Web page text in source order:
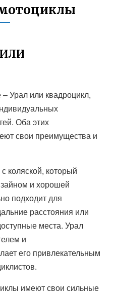
Урал или квадроцикл,
Оба этих
свои преимущества и
коляской, который
и хорошей
подходит для
расстояния или
места. Урал
и
его привлекательным
имеют свои сильные